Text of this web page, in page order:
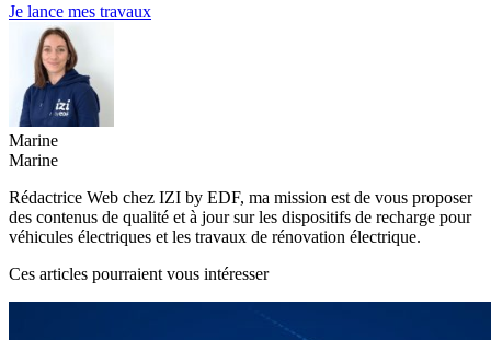
Je lance mes travaux
Marine
Marine
Rédactrice Web chez IZI by EDF, ma mission est de vous proposer
des contenus de qualité et à jour sur les dispositifs de recharge pour
véhicules électriques et les travaux de rénovation électrique.
Ces articles pourraient vous intéresser